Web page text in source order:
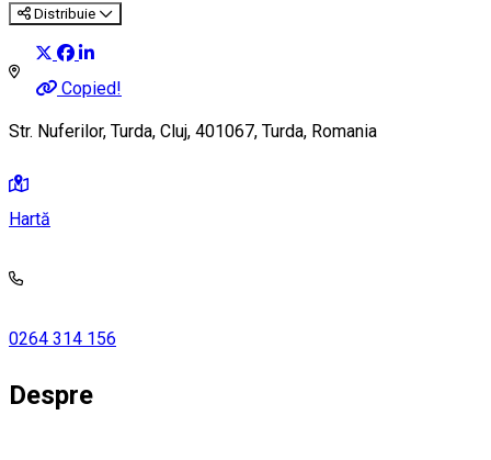
Distribuie
Copied!
Str. Nuferilor, Turda, Cluj, 401067, Turda, Romania
Hartă
0264 314 156
Despre